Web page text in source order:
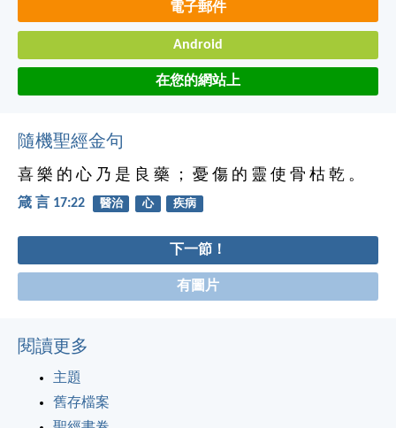
電子郵件
Android
在您的網站上
隨機聖經金句
喜 樂 的 心 乃 是 良 藥 ； 憂 傷 的 靈 使 骨 枯 乾 。
箴 言 17:22 醫治 心 疾病
下一節！
有圖片
閱讀更多
主題
舊存檔案